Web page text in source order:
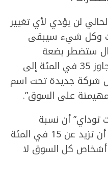
لن يؤدي لأي تغيير
وكل شيء سيبقى
ستضطر بضعة
شركات، التي تمتلك حصة تتجاوز 35 في المئة إلى
شركة جديدة تحت اسم
على السوق”.
توداي” أن نسبة
الهيمنة على السوق لا يجب أن تزيد عن 15 في المئة
أشخاص كل السوق لا